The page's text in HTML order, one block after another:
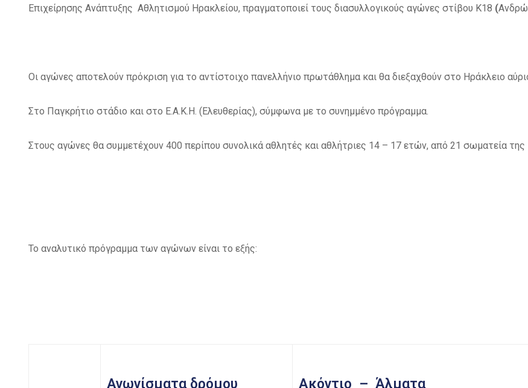
Επιχείρησης Ανάπτυξης Αθλητισμού Ηρακλείου, πραγματοποιεί τους διασυλλογικούς αγώνες στίβου Κ18 (
Οι αγώνες αποτελούν πρόκριση για το αντίστοιχο πανελλήνιο πρωτάθλημα και θα διεξαχθούν στο Ηράκλειο
Στο Παγκρήτιο στάδιο και στο Ε.Α.Κ.Η. (Ελευθερίας), σύμφωνα με το συνημμένο πρόγραμμα.
Στους αγώνες θα συμμετέχουν 400 περίπου συνολικά αθλητές και αθλήτριες 14 – 17 ετών, από 21 σωματεία της
Το αναλυτικό πρόγραμμα των αγώνων είναι το εξής:
Αγωνίσματα δρόμου Aκόντιο – Άλματα